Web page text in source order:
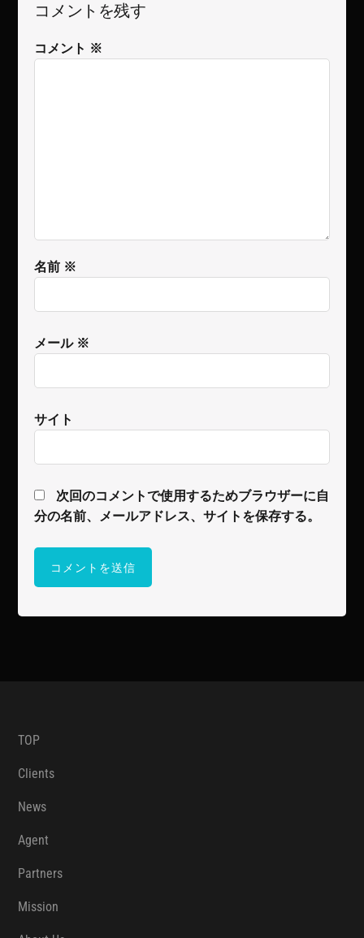
コメントを残す
コメント ※
名前 ※
メール ※
サイト
次回のコメントで使用するためブラウザーに自
分の名前、メールアドレス、サイトを保存する。
TOP
Clients
News
Agent
Partners
Mission